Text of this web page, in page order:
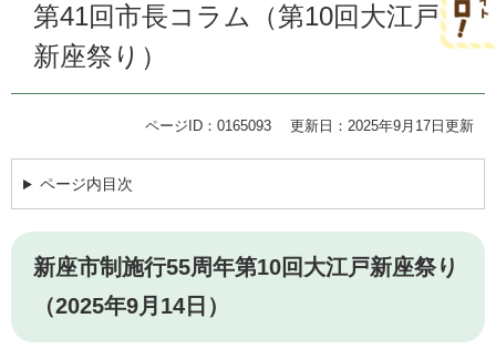
第41回市長コラム（第10回大江戸
新座祭り）
ページID：0165093 更新日：2025年9月17日更新
ページ内目次
新座市制施行55周年第10回大江戸新座祭り
（2025年9月14日）